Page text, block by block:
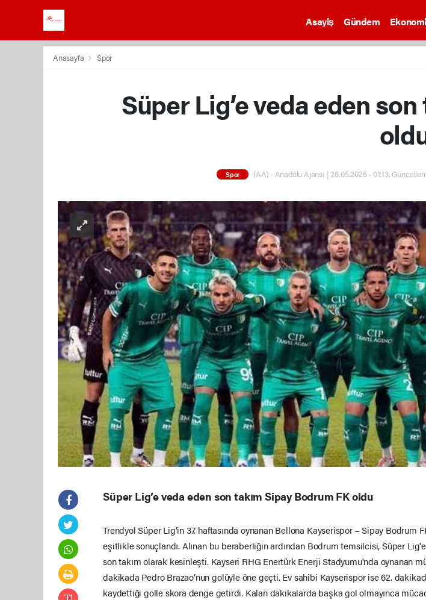
Asayiş Gündem Ekonomi
Anasayfa Spor
Süper Lig’e veda eden
Spor (AA) - Anadolu Ajansı | 26.05.2025 - 01:13,
Süper Lig’e veda eden son takım Sipay Bodrum FK oldu
Trendyol Süper Lig’in 37. haftasında oynanan Bellona Kayserispor – Sipay Bodrum
eşitlikle sonuçlandı. Alınan bu beraberliğin ardından Bodrum temsilcisi, Süper
son takım olarak kesinleşti. Kayseri RHG Enertürk Enerji Stadyumu'nda oynanan
dakikada Pedro Brazao’nun golüyle öne geçti. Ev sahibi Kayserispor ise 62.
kaydettiği golle skora denge getirdi. Kalan dakikalarda başka gol olmayınca